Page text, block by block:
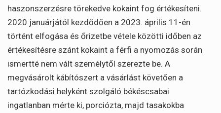
haszonszerzésre törekedve kokaint fog értékesíteni.
2020 januárjától kezdődően a 2023. április 11-én
történt elfogása és őrizetbe vétele közötti időben az
értékesítésre szánt kokaint a férfi a nyomozás során
ismertté nem vált személytől szerezte be. A
megvásárolt kábítószert a vásárlást követően a
tartózkodási helyként szolgáló békéscsabai
ingatlanban mérte ki, porciózta, majd tasakokba